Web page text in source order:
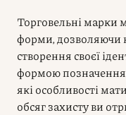
Торговельні марки
форми, дозволяючи
створення своєї
формою позначення
які особливості
обсяг захисту ви